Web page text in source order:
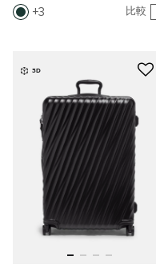
3 比較
3D